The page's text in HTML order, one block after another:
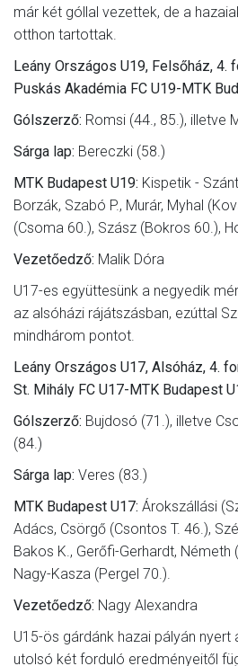
már két góllal vezettek, de a
otthon tartottak.
Leány Országos U19, Felsőház, 4.
Puskás Akadémia FC U19-MTK
Gólszerző: Romsi (44., 85.), illetve
Sárga lap: Bereczki (58.)
MTK Budapest U19: Kispetik -
Borzák, Szabó P., Murár, Myhal
(Csoma 60.), Szász (Bokros 60.),
Vezetőedző: Malik Dóra
U17-es együttesünk a negyedik
az alsóházi rájátszásban, ezúttal
mindhárom pontot.
Leány Országos U17, Alsóház, 4.
St. Mihály FC U17-MTK Budapest
Gólszerző: Bujdosó (71.), illetve
(84.)
Sárga lap: Veres (83.)
MTK Budapest U17: Árokszállási
Adács, Csörgő (Csontos T. 46.),
Bakos K., Gerőfi-Gerhardt, Németh
Nagy-Kasza (Pergel 70.).
Vezetőedző: Nagy Alexandra
U15-ös gárdánk hazai pályán nyert
utolsó két forduló eredményeitől